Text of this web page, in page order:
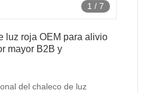
1 / 7
luz roja OEM para alivio
mayor B2B y
del chaleco de luz